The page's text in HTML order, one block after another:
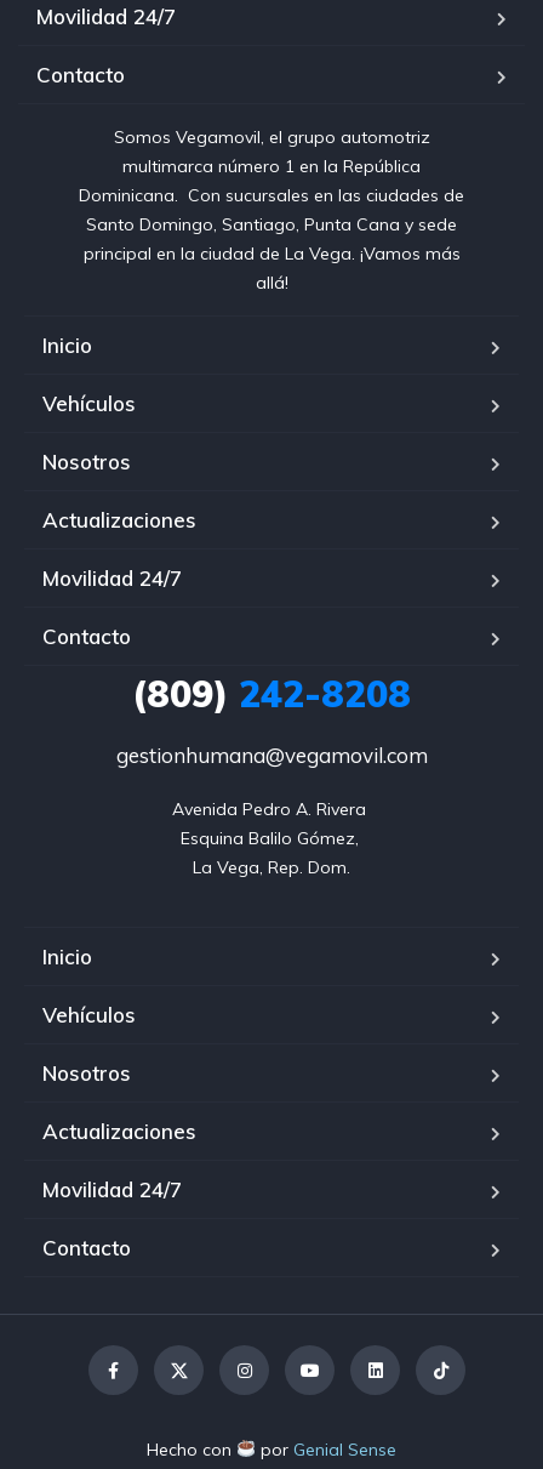
Movilidad 24/7
Contacto
Somos Vegamovil, el grupo automotriz
multimarca número 1 en la República
Dominicana⁣. ⁣ Con sucursales en las ciudades de
Santo Domingo, Santiago, Punta Cana y sede
principal en la ciudad de La Vega. ¡Vamos más
allá!
Inicio
Vehículos
Nosotros
Actualizaciones
Movilidad 24/7
Contacto
(809) 242-8208
gestionhumana@vegamovil.com
Avenida Pedro A. Rivera
Esquina Balilo Gómez,
La Vega, Rep. Dom.
Inicio
Vehículos
Nosotros
Actualizaciones
Movilidad 24/7
Contacto
Hecho con por Genial Sense